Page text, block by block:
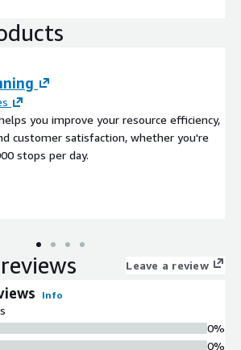
you improve your resource efficiency,
customer satisfaction, whether you're
stops per day.
Leave a review
Info
0%
0%